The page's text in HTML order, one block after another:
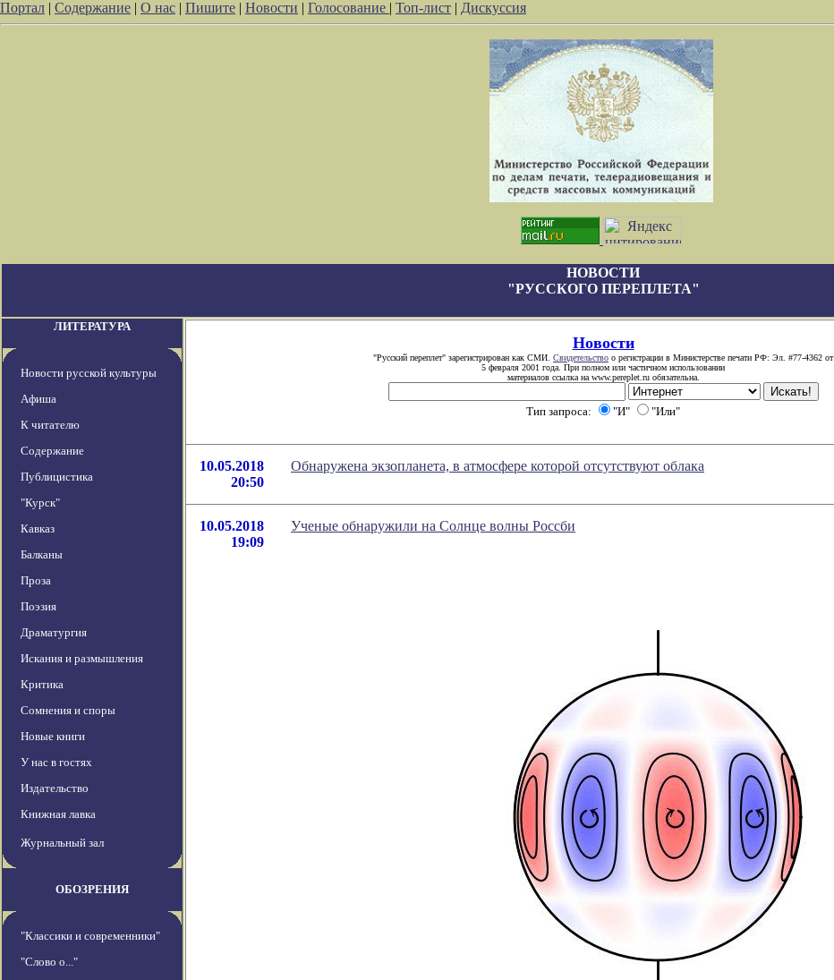
Портал | Содержание | О нас | Пишите | Новости | Голосование | Топ-лист | Дискуссия
НОВОСТИ
"РУССКОГО ПЕРЕПЛЕТА"
ЛИТЕРАТУРА
Новости русской культуры
Афиша
К читателю
Содержание
Публицистика
"Курск"
Кавказ
Балканы
Проза
Поэзия
Драматургия
Искания и размышления
Критика
Сомнения и споры
Новые книги
У нас в гостях
Издательство
Книжная лавка
Журнальный зал
ОБОЗРЕНИЯ
"Классики и современники"
"Слово о..."
Новости
"Русский переплет" зарегистрирован как СМИ. Свидетельство о регистрации в Министерстве печати РФ: Эл. #77-4362 от
5 февраля 2001 года. При полном или частичном использовании
материалов ссылка на www.pereplet.ru обязательна.
Тип запроса: "И" "Или"
10.05.2018
20:50
Обнаружена экзопланета, в атмосфере которой отсутствуют облака
10.05.2018
19:09
Ученые обнаружили на Солнце волны Россби